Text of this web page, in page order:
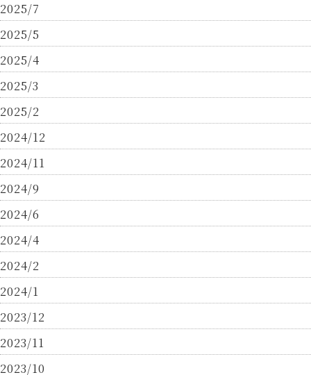
2025/7
2025/5
2025/4
2025/3
2025/2
2024/12
2024/11
2024/9
2024/6
2024/4
2024/2
2024/1
2023/12
2023/11
2023/10